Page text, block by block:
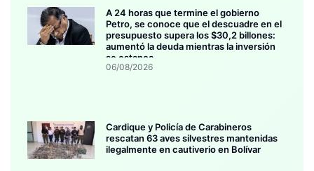
A 24 horas que termine el gobierno
Petro, se conoce que el descuadre en el
presupuesto supera los $30,2 billones:
aumentó la deuda mientras la inversión
se estanca
06/08/2026
Cardique y Policía de Carabineros
rescatan 63 aves silvestres mantenidas
ilegalmente en cautiverio en Bolívar